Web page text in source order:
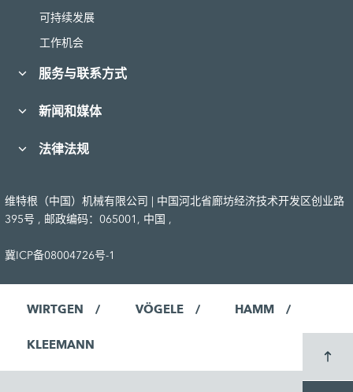
可持续发展
工作机会
服务与联系方式
新闻和媒体
法律法规
维特根（中国）机械有限公司 | 中国河北省廊坊经济技术开发区创业路
395号 , 邮政编码：065001, 中国 ,
冀ICP备08004726号-1
WIRTGEN VÖGELE HAMM
KLEEMANN